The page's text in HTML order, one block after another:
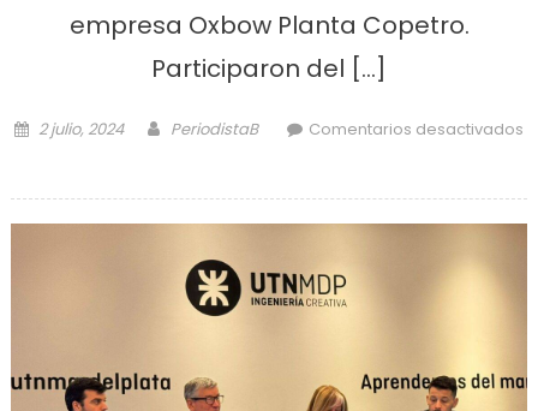
empresa Oxbow Planta Copetro.
Participaron del […]
Posted on
2 julio, 2024 Author
PeriodistaB
Comentarios desactivados